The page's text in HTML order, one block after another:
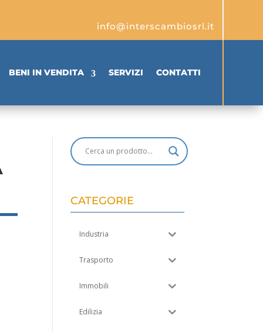
info@interscambiosrl.it
BENI IN VENDITA SERVIZI CONTATTI
CATEGORIE
Industria
Trasporto
Immobili
Edilizia